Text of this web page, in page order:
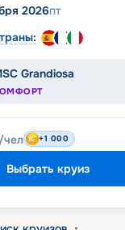
2026пт
Grandiosa
/чел +1 000
Выбрать круиз